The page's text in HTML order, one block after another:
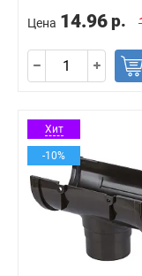
Цена 14.96 р.
Хит
-10%